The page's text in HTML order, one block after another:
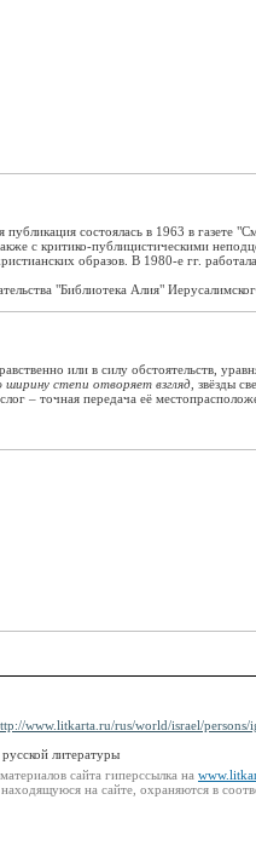
состоялась в 1963 в
с критико-публицистическими
образов. В 1980-е гг.
"Библиотека Алия"
или в силу обстоятельств,
ширину степи отворяет взгляд , звёзды
– точная передача её
www.litkarta.ru/rus/world/israel/persons/
литературы
сайта гиперссылка на
на сайте, охраняются в